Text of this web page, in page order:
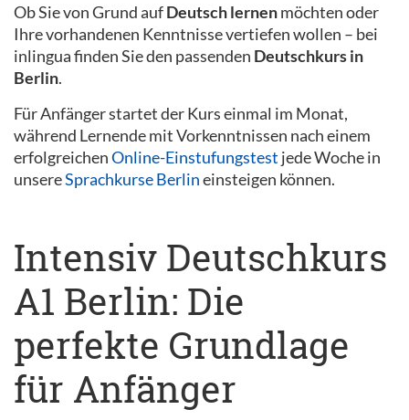
Ob Sie von Grund aufDeutsch lernenmöchten oder
Ihre vorhandenen Kenntnisse vertiefen wollen – bei
inlingua finden Sie den passenden Deutschkurs in
Berlin.
Für Anfänger startet der Kurs einmal im Monat,
während Lernende mit Vorkenntnissen nach einem
erfolgreichenOnline-Einstufungstest jede Woche in
unsereSprachkurse Berlineinsteigen können.
Intensiv Deutschkurs
A1 Berlin: Die
perfekte Grundlage
für Anfänger